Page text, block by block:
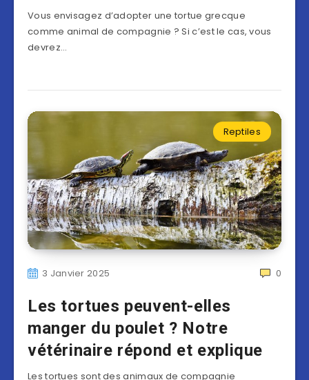
Vous envisagez d’adopter une tortue grecque
comme animal de compagnie ? Si c’est le cas, vous
devrez…
Reptiles
3 Janvier 2025 0
Les tortues peuvent-elles
manger du poulet ? Notre
vétérinaire répond et explique
Les tortues sont des animaux de compagnie